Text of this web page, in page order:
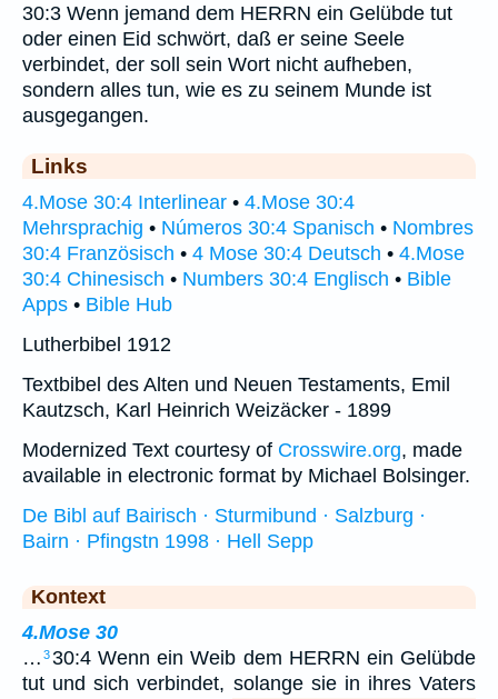
30:3 Wenn jemand dem HERRN ein Gelübde tut
oder einen Eid schwört, daß er seine Seele
verbindet, der soll sein Wort nicht aufheben,
sondern alles tun, wie es zu seinem Munde ist
ausgegangen.
Links
4.Mose 30:4 Interlinear • 4.Mose 30:4
Mehrsprachig • Números 30:4 Spanisch • Nombres
30:4 Französisch • 4 Mose 30:4 Deutsch • 4.Mose
30:4 Chinesisch • Numbers 30:4 Englisch • Bible
Apps • Bible Hub
Lutherbibel 1912
Textbibel des Alten und Neuen Testaments, Emil
Kautzsch, Karl Heinrich Weizäcker - 1899
Modernized Text courtesy of Crosswire.org, made
available in electronic format by Michael Bolsinger.
De Bibl auf Bairisch · Sturmibund · Salzburg ·
Bairn · Pfingstn 1998 · Hell Sepp
Kontext
4.Mose 30
… 330:4 Wenn ein Weib dem HERRN ein Gelübde
tut und sich verbindet, solange sie in ihres Vaters